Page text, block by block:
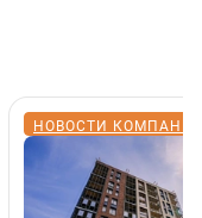
НОВОСТИ